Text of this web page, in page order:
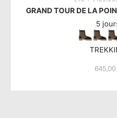
GRAND TOUR DE LA
5
645,00